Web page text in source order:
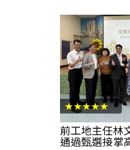
★★★★★
前工地主任林
通過甄選接掌